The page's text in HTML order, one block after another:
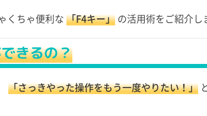
くちゃ便利な 「F4キー」 の活用術をご紹介し
きるの？
「さっきやった操作をもう一度やりたい！」